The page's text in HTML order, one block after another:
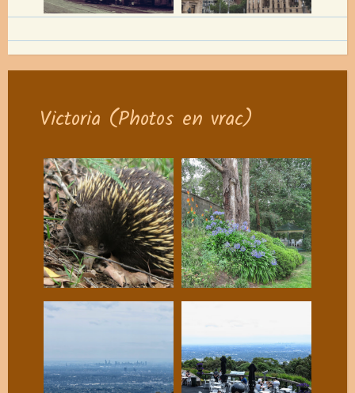
Victoria (Photos en vrac)